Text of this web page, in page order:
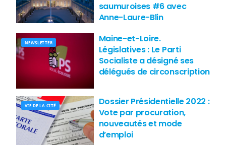
saumuroises #6 avec
Anne-Laure-Blin
NEWSLETTER
Maine-et-Loire.
Législatives : Le Parti
Socialiste a désigné ses
délégués de circonscription
VIE DE LA CITÉ
Dossier Présidentielle 2022 :
Vote par procuration,
nouveautés et mode
d’emploi